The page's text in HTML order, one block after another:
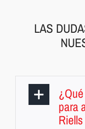
LAS
para